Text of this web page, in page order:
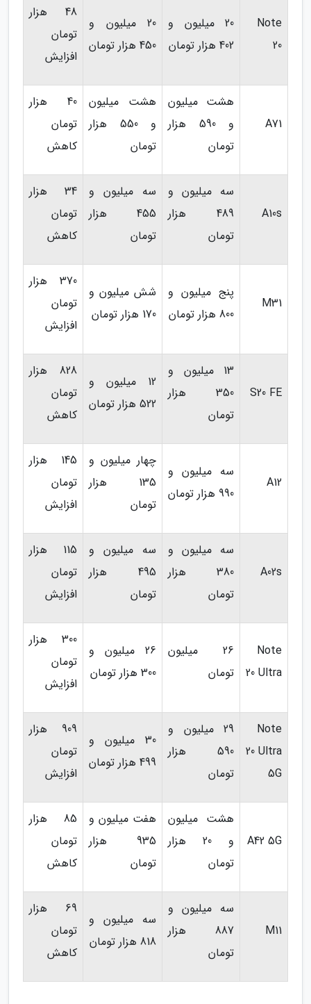
Note
20
20 میلیون و
402 هزار تومان
20 میلیون و
450 هزار تومان
48 هزار
تومان
افزایش
A71
هشت میلیون
و 590 هزار
تومان
هشت میلیون
و 550 هزار
تومان
40 هزار
تومان
کاهش
A10s
سه میلیون و
489 هزار
تومان
سه میلیون و
455 هزار
تومان
34 هزار
تومان
کاهش
M31
پنج میلیون و
800 هزار تومان
شش میلیون و
170 هزار تومان
370 هزار
تومان
افزایش
S20 FE
13 میلیون و
350 هزار
تومان
12 میلیون و
522 هزار تومان
828 هزار
تومان
کاهش
A12
سه میلیون و
990 هزار تومان
چهار میلیون و
135 هزار
تومان
145 هزار
تومان
افزایش
A02s
سه میلیون و
380 هزار
تومان
سه میلیون و
495 هزار
تومان
115 هزار
تومان
افزایش
Note
20 Ultra
26 میلیون
تومان
26 میلیون و
300 هزار تومان
300 هزار
تومان
افزایش
Note
20 Ultra
5G
29 میلیون و
590 هزار
تومان
30 میلیون و
499 هزار تومان
909 هزار
تومان
افزایش
A42 5G
هشت میلیون
و 20 هزار
تومان
هفت میلیون و
935 هزار
تومان
85 هزار
تومان
کاهش
M11
سه میلیون و
887 هزار
تومان
سه میلیون و
818 هزار تومان
69 هزار
تومان
کاهش